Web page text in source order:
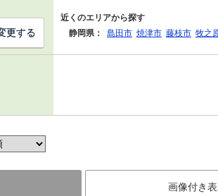
近くのエリアから探す
静岡県：
島田市 焼津市 藤枝市 牧之
更する
画像付き